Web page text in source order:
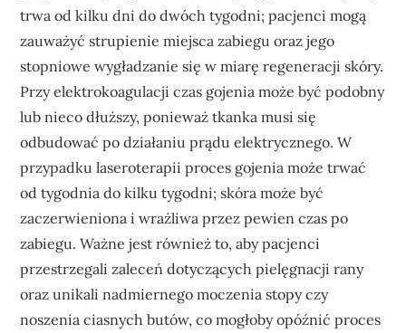
trwa od kilku dni do dwóch tygodni; pacjenci mogą
zauważyć strupienie miejsca zabiegu oraz jego
stopniowe wygładzanie się w miarę regeneracji skóry.
Przy elektrokoagulacji czas gojenia może być podobny
lub nieco dłuższy, ponieważ tkanka musi się
odbudować po działaniu prądu elektrycznego. W
przypadku laseroterapii proces gojenia może trwać
od tygodnia do kilku tygodni; skóra może być
zaczerwieniona i wrażliwa przez pewien czas po
zabiegu. Ważne jest również to, aby pacjenci
przestrzegali zaleceń dotyczących pielęgnacji rany
oraz unikali nadmiernego moczenia stopy czy
noszenia ciasnych butów, co mogłoby opóźnić proces